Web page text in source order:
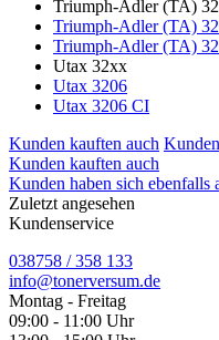
Triumph-Adler (TA)
Triumph-Adler (TA)
Triumph-Adler (TA)
Utax 32xx
Utax 3206
Utax 3206 CI
Kunden kauften auch
Kunden kauften auch
Kunden haben sich ebenfalls
Zuletzt angesehen
Kundenservice
038758 / 358 133
info@tonerversum.de
Montag - Freitag
09:00 - 11:00 Uhr